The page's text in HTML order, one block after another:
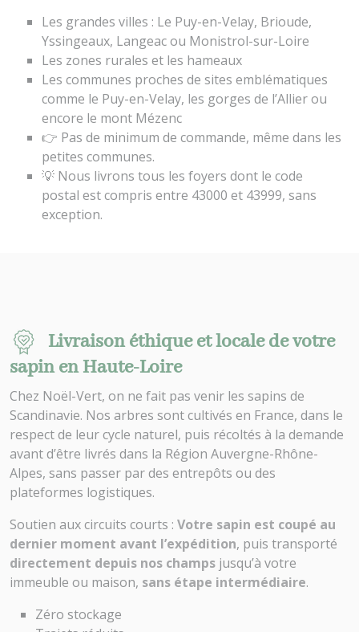
Les grandes villes : Le Puy-en-Velay, Brioude,
Yssingeaux, Langeac ou Monistrol-sur-Loire
Les zones rurales et les hameaux
Les communes proches de sites emblématiques
comme le Puy-en-Velay, les gorges de l’Allier ou
encore le mont Mézenc
👉 Pas de minimum de commande, même dans les
petites communes.
💡 Nous livrons tous les foyers dont le code
postal est compris entre 43000 et 43999, sans
exception.
Livraison éthique et locale de votre
sapin en Haute-Loire
Chez Noël-Vert, on ne fait pas venir les sapins de
Scandinavie. Nos arbres sont cultivés en France, dans le
respect de leur cycle naturel, puis récoltés à la demande
avant d’être livrés dans la Région Auvergne-Rhône-
Alpes, sans passer par des entrepôts ou des
plateformes logistiques.
Soutien aux circuits courts : Votre sapin est coupé au
dernier moment avant l’expédition, puis transporté
directement depuis nos champs jusqu’à votre
immeuble ou maison, sans étape intermédiaire.
Zéro stockage